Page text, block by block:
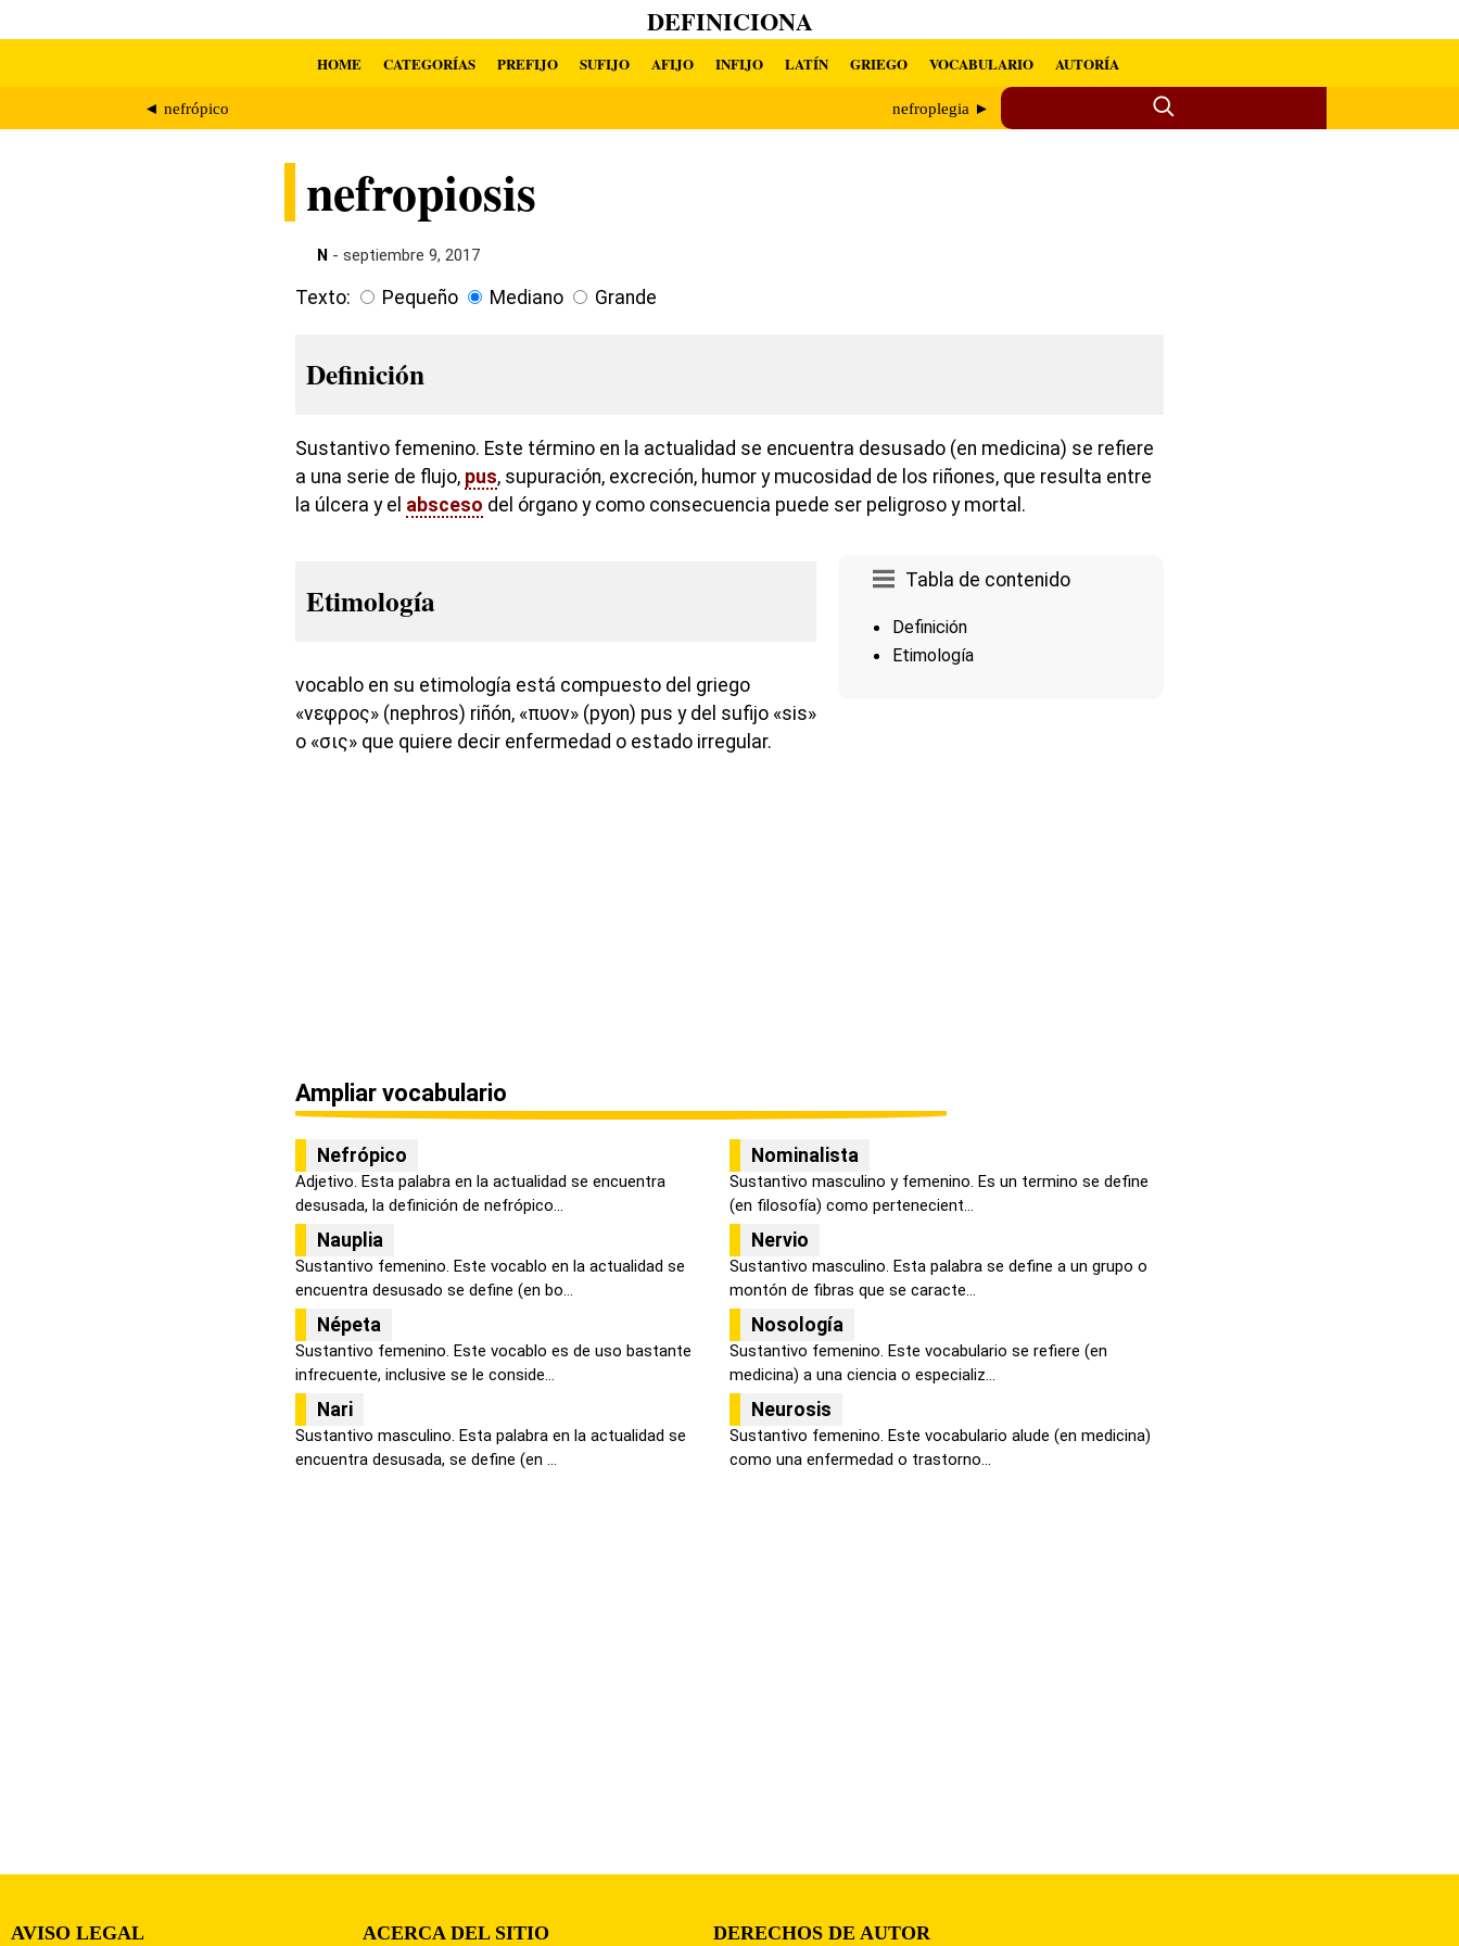
DEFINICIONA
HOME CATEGORÍAS PREFIJO SUFIJO AFIJO INFIJO LATÍN GRIEGO VOCABULARIO AUTORÍA
◄ nefrópico nefroplegia ►
nefropiosis
N - septiembre 9, 2017
Texto: Pequeño Mediano Grande
Definición
Sustantivo femenino. Este término en la actualidad se encuentra desusado (en medicina) se refiere
a una serie de flujo, pus, supuración, excreción, humor y mucosidad de los riñones, que resulta entre
la úlcera y el absceso del órgano y como consecuencia puede ser peligroso y mortal.
Tabla de contenido
Definición
Etimología
Etimología
vocablo en su etimología está compuesto del griego
«νεφρος» (nephros) riñón, «πυον» (pyon) pus y del sufijo «sis»
o «σις» que quiere decir enfermedad o estado irregular.
Ampliar vocabulario
Nefrópico
Adjetivo. Esta palabra en la actualidad se encuentra
desusada, la definición de nefrópico...
Nominalista
Sustantivo masculino y femenino. Es un termino se define
(en filosofía) como pertenecient...
Nauplia
Sustantivo femenino. Este vocablo en la actualidad se
encuentra desusado se define (en bo...
Nervio
Sustantivo masculino. Esta palabra se define a un grupo o
montón de fibras que se caracte...
Népeta
Sustantivo femenino. Este vocablo es de uso bastante
infrecuente, inclusive se le conside...
Nosología
Sustantivo femenino. Este vocabulario se refiere (en
medicina) a una ciencia o especializ...
Nari
Sustantivo masculino. Esta palabra en la actualidad se
encuentra desusada, se define (en ...
Neurosis
Sustantivo femenino. Este vocabulario alude (en medicina)
como una enfermedad o trastorno...
AVISO LEGAL ACERCA DEL SITIO DERECHOS DE AUTOR